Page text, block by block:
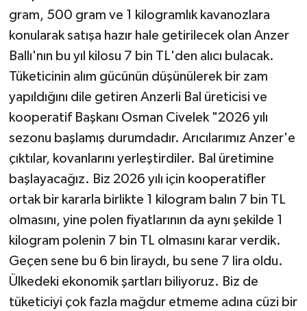
gram, 500 gram ve 1 kilogramlık kavanozlara
konularak satışa hazır hale getirilecek olan Anzer
Ballı'nın bu yıl kilosu 7 bin TL'den alıcı bulacak.
Tüketicinin alım gücünün düşünülerek bir zam
yapıldığını dile getiren Anzerli Bal üreticisi ve
kooperatif Başkanı Osman Civelek "2026 yılı
sezonu başlamış durumdadır. Arıcılarımız Anzer'e
çıktılar, kovanlarını yerleştirdiler. Bal üretimine
başlayacağız. Biz 2026 yılı için kooperatifler
ortak bir kararla birlikte 1 kilogram balın 7 bin TL
olmasını, yine polen fiyatlarının da aynı şekilde 1
kilogram polenin 7 bin TL olmasını karar verdik.
Geçen sene bu 6 bin liraydı, bu sene 7 lira oldu.
Ülkedeki ekonomik şartları biliyoruz. Biz de
tüketiciyi çok fazla mağdur etmeme adına cüzi bir